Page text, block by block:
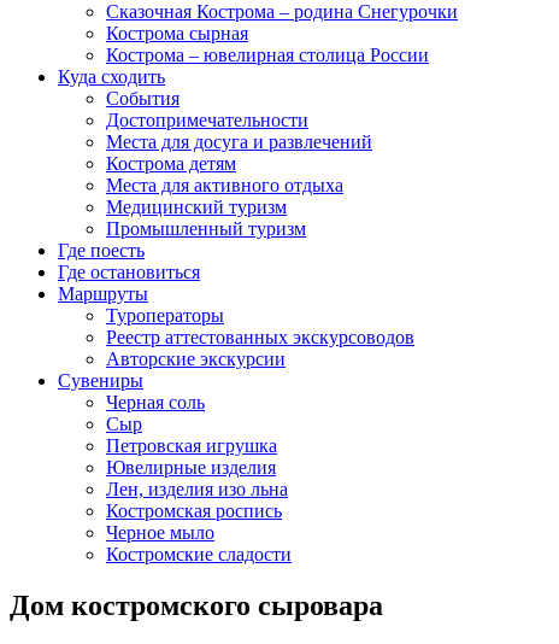
Сказочная Кострома – родина Снегурочки
Кострома сырная
Кострома – ювелирная столица России
Куда сходить
События
Достопримечательности
Места для досуга и развлечений
Кострома детям
Места для активного отдыха
Медицинский туризм
Промышленный туризм
Где поесть
Где остановиться
Маршруты
Туроператоры
Реестр аттестованных экскурсоводов
Авторские экскурсии
Сувениры
Черная соль
Сыр
Петровская игрушка
Ювелирные изделия
Лен, изделия изо льна
Костромская роспись
Черное мыло
Костромские сладости
Дом костромского сыровара